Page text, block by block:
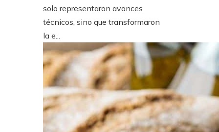
solo representaron avances
técnicos, sino que transformaron
la e...